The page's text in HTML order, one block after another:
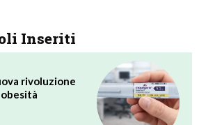
Inseriti
rivoluzione